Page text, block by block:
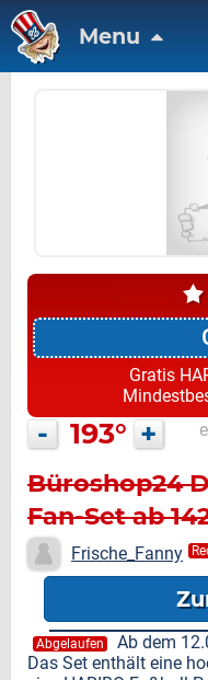
Menu
Gratis
- 193° +
Büroshop24
Fan-Set ab
Frische_Fanny
Abgelaufen
Ab dem
Das Set enthält eine